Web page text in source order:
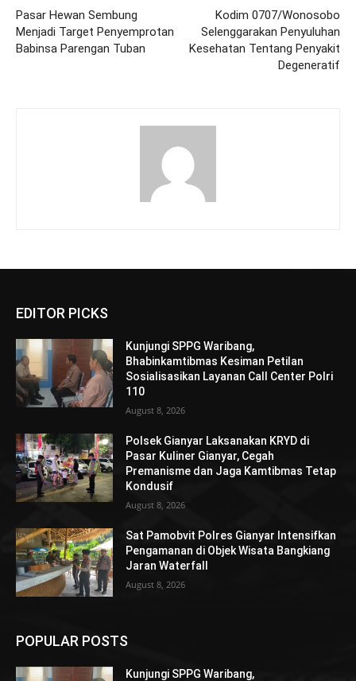
Pasar Hewan Sembung
Menjadi Target Penyemprotan
Babinsa Parengan Tuban
Kodim 0707/Wonosobo
Selenggarakan Penyuluhan
Kesehatan Tentang Penyakit
Degeneratif
EDITOR PICKS
Kunjungi SPPG Waribang,
Bhabinkamtibmas Kesiman Petilan
Sosialisasikan Layanan Call Center Polri
110
August 8, 2026
Polsek Gianyar Laksanakan KRYD di
Pasar Kuliner Gianyar, Cegah
Premanisme dan Jaga Kamtibmas Tetap
Kondusif
August 8, 2026
Sat Pamobvit Polres Gianyar Intensifkan
Pengamanan di Objek Wisata Bangkiang
Jaran Waterfall
August 8, 2026
POPULAR POSTS
Kunjungi SPPG Waribang,